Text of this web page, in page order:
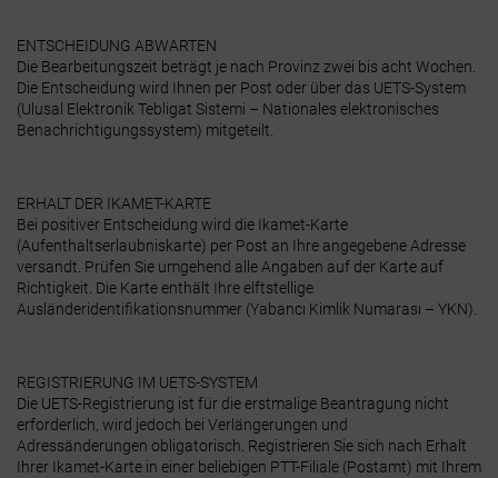
ENTSCHEIDUNG ABWARTEN
Die Bearbeitungszeit beträgt je nach Provinz zwei bis acht Wochen.
Die Entscheidung wird Ihnen per Post oder über das UETS-System
(Ulusal Elektronik Tebligat Sistemi – Nationales elektronisches
Benachrichtigungssystem) mitgeteilt.
ERHALT DER IKAMET-KARTE
Bei positiver Entscheidung wird die Ikamet-Karte
(Aufenthaltserlaubniskarte) per Post an Ihre angegebene Adresse
versandt. Prüfen Sie umgehend alle Angaben auf der Karte auf
Richtigkeit. Die Karte enthält Ihre elftstellige
Ausländeridentifikationsnummer (Yabancı Kimlik Numarası – YKN).
REGISTRIERUNG IM UETS-SYSTEM
Die UETS-Registrierung ist für die erstmalige Beantragung nicht
erforderlich, wird jedoch bei Verlängerungen und
Adressänderungen obligatorisch. Registrieren Sie sich nach Erhalt
Ihrer Ikamet-Karte in einer beliebigen PTT-Filiale (Postamt) mit Ihrem